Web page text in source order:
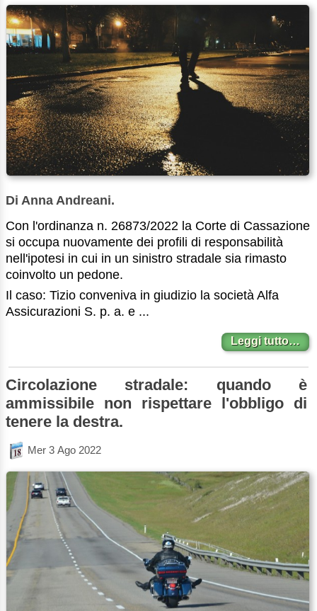
Di Anna Andreani.
Con l'ordinanza n. 26873/2022 la Corte di Cassazione
si occupa nuovamente dei profili di responsabilità
nell'ipotesi in cui in un sinistro stradale sia rimasto
coinvolto un pedone.
Il caso: Tizio conveniva in giudizio la società Alfa
Assicurazioni S. p. a. e ...
Leggi tutto…
Circolazione stradale: quando è
ammissibile non rispettare l'obbligo di
tenere la destra.
Mer 3 Ago 2022